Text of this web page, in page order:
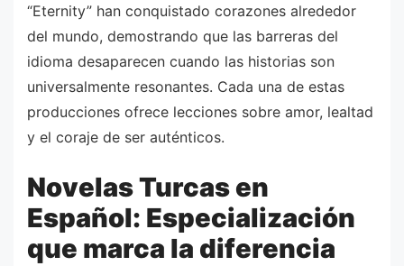
“Eternity” han conquistado corazones alrededor
del mundo, demostrando que las barreras del
idioma desaparecen cuando las historias son
universalmente resonantes. Cada una de estas
producciones ofrece lecciones sobre amor, lealtad
y el coraje de ser auténticos.
Novelas Turcas en
Español: Especialización
que marca la diferencia